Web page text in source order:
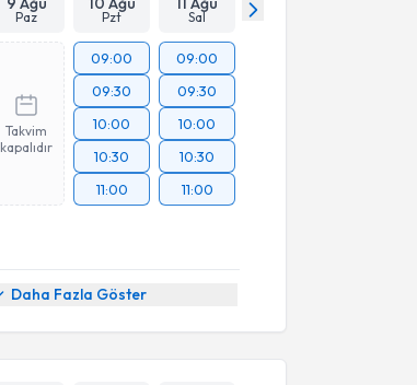
Paz Pzt Sal
Takvim
kapalıdır
09:00
09:30
10:00
10:30
11:00
09:00
09:30
10:00
10:30
11:00
Daha Fazla Göster